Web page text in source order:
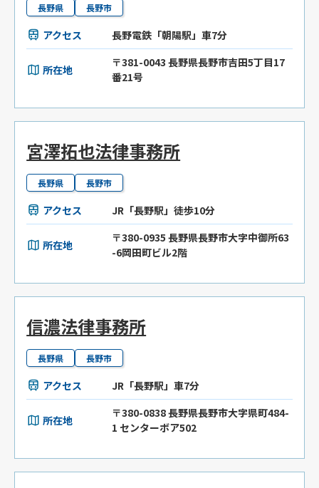
長野県 長野市
アクセス 長野電鉄「朝陽駅」車7分
所在地
〒381-0043 長野県長野市吉田5丁目17
番21号
宮澤拓也法律事務所
長野県 長野市
アクセス JR「長野駅」徒歩10分
所在地
〒380-0935 長野県長野市大字中御所63
-6岡田町ビル2階
信濃法律事務所
長野県 長野市
アクセス JR「長野駅」車7分
所在地
〒380-0838 長野県長野市大字県町484-
1 センターボア502